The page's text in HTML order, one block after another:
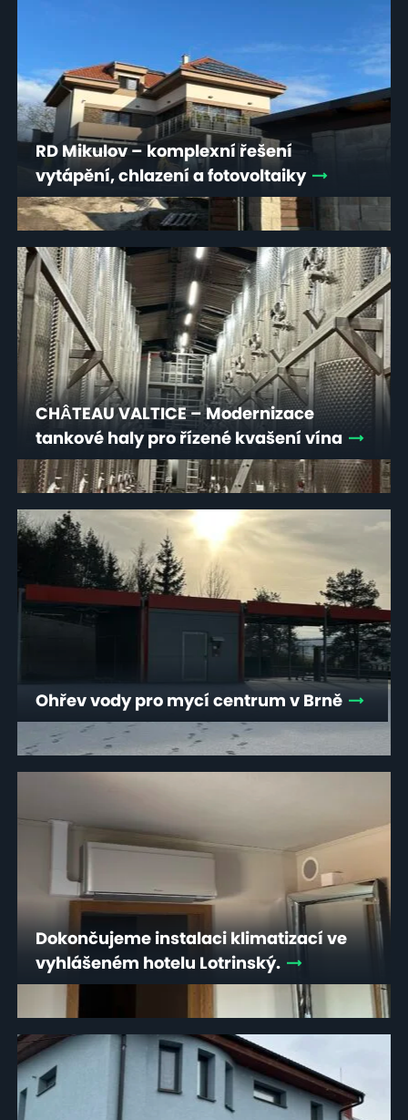
RD Mikulov – komplexní řešení
vytápění, chlazení a fotovoltaiky
CHÂTEAU VALTICE – Modernizace
tankové haly pro řízené kvašení vína
Ohřev vody pro mycí centrum v Brně
Dokončujeme instalaci klimatizací ve
vyhlášeném hotelu Lotrinský.